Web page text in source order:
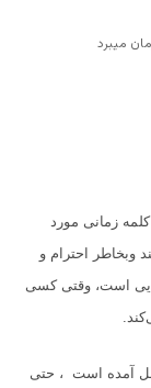
زمانی مورد
وبخاطر احترام و
است، وقتی کسی
آمده است ، حتی